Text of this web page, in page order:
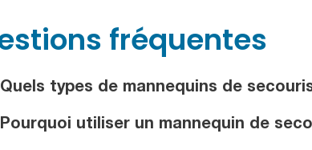
fréquentes
types de mannequins de
Pourquoi utiliser un mannequin de